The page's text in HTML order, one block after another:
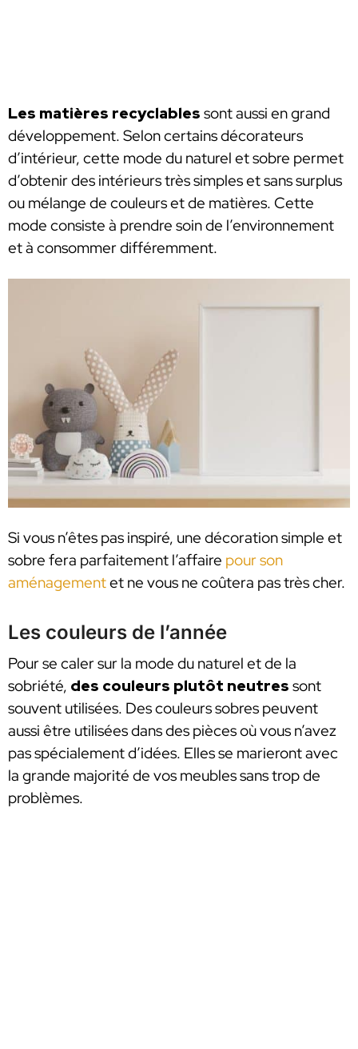
Les matières recyclables sont aussi en grand
développement. Selon certains décorateurs
d’intérieur, cette mode du naturel et sobre permet
d’obtenir des intérieurs très simples et sans surplus
ou mélange de couleurs et de matières. Cette
mode consiste à prendre soin de l’environnement
et à consommer différemment.
Si vous n’êtes pas inspiré, une décoration simple et
sobre fera parfaitement l’affaire pour son
aménagementet ne vous ne coûtera pas très cher.
Les couleurs de l’année
Pour se caler sur la mode du naturel et de la
sobriété, des couleurs plutôt neutres sont
souvent utilisées. Des couleurs sobres peuvent
aussi être utilisées dans des pièces où vous n’avez
pas spécialement d’idées. Elles se marieront avec
la grande majorité de vos meubles sans trop de
problèmes.